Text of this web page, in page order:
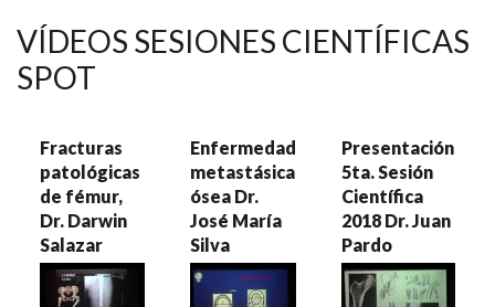
VÍDEOS SESIONES CIENTÍFICAS
SPOT
Fracturas
patológicas
de fémur,
Dr. Darwin
Salazar
Enfermedad
metastásica
ósea Dr.
José María
Silva
Presentación
5ta. Sesión
Científica
2018 Dr. Juan
Pardo